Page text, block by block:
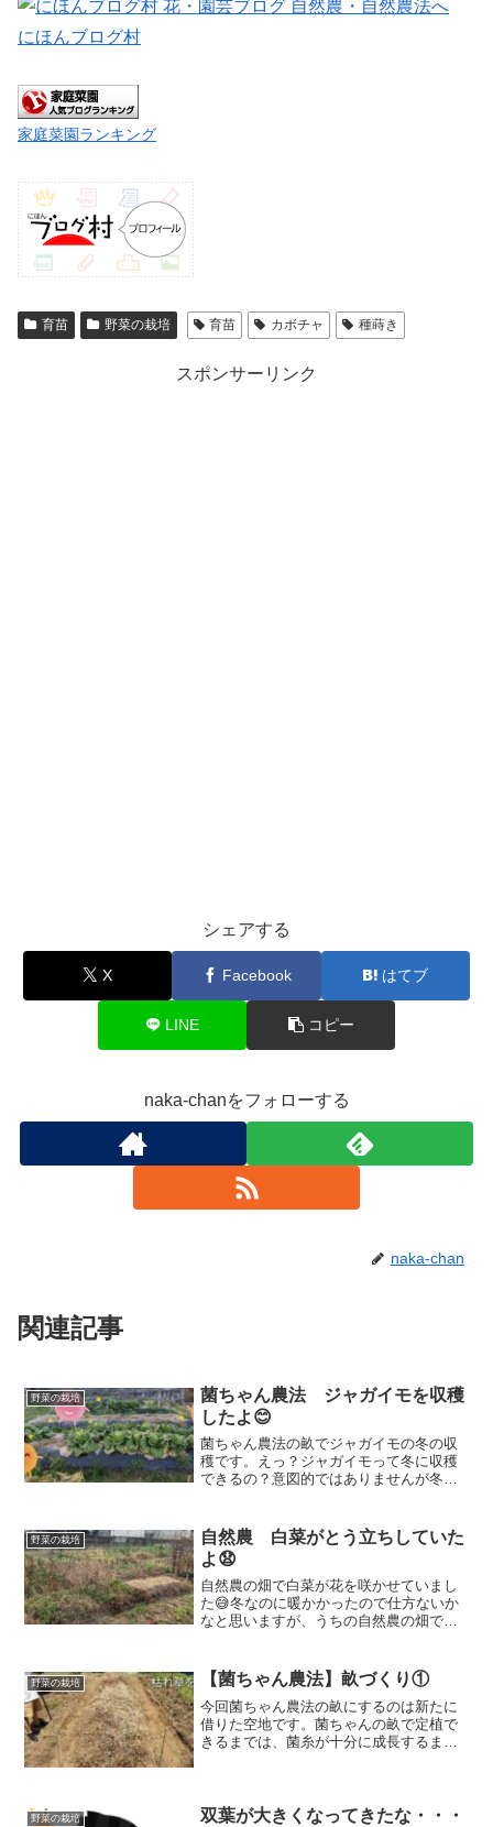
にほんブログ村
家庭菜園ランキング
育苗 野菜の栽培 育苗 カボチャ 種蒔き
スポンサーリンク
シェアする
X Facebook はてブ
LINE コピー
naka-chanをフォローする
naka-chan
関連記事
野菜の栽培
菌ちゃん農法 ジャガイモを収穫
したよ😊
菌ちゃん農法の畝でジャガイモの冬の収
穫です。えっ？ジャガイモって冬に収穫
できるの？意図的ではありませんが冬場
野菜の栽培
自然農 白菜がとう立ちしていた
よ😧
自然農の畑で白菜が花を咲かせていまし
た😅冬なのに暖かかったので仕方ないか
なと思いますが、うちの自然農の畑では
のでそれも見てもらおうと思います。
野菜の栽培 【菌ちゃん農法】畝づくり①
今回菌ちゃん農法の畝にするのは新たに
借りた空地です。菌ちゃんの畝で定植で
きるまでは、菌糸が十分に成長するまで
す。
野菜の栽培
双葉が大きくなってきたな・・・